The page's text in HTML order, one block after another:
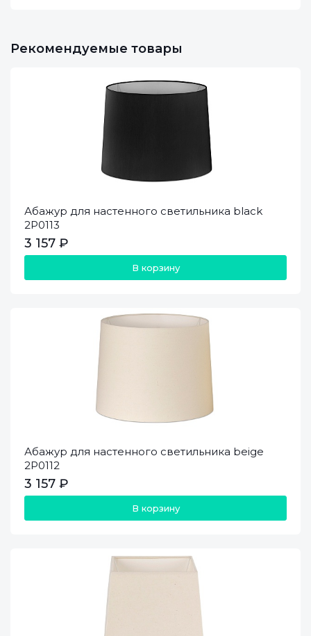
Рекомендуемые товары
Абажур для настенного светильника black
2P0113
3 157 ₽
В корзину
Абажур для настенного светильника beige
2P0112
3 157 ₽
В корзину